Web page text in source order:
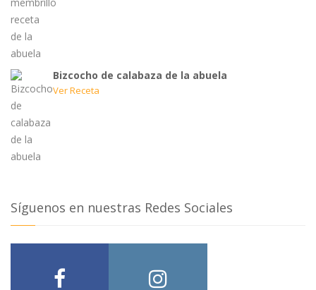
Bizcocho de calabaza de la abuela
Ver Receta
Síguenos en nuestras Redes Sociales